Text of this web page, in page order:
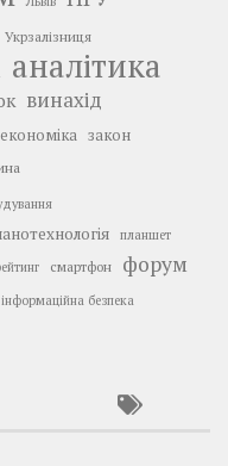
Укрзалізниця
аналітика
винахід
економіка закон
планшет
смартфон форум
інформаційна безпека